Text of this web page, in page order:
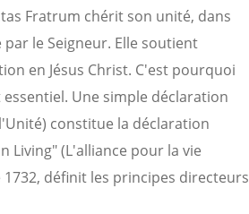
Fratrum chérit son unité, dans
le Seigneur. Elle soutient
en Jésus Christ. C'est pourquoi
Une simple déclaration
constitue la déclaration
Living" (L'alliance pour la vie
définit les principes directeurs